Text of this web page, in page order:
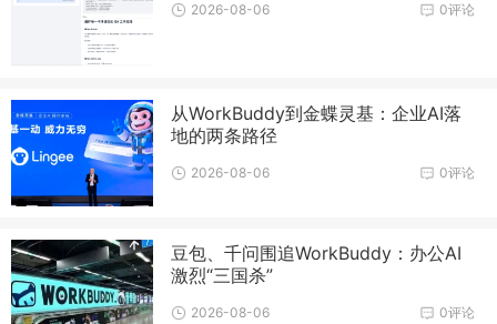
0评论
2026-08-06
从WorkBuddy到金蝶灵基：企业AI落
地的两条路径
0评论
2026-08-06
豆包、千问围追WorkBuddy：办公AI
激烈“三国杀”
0评论
2026-08-06